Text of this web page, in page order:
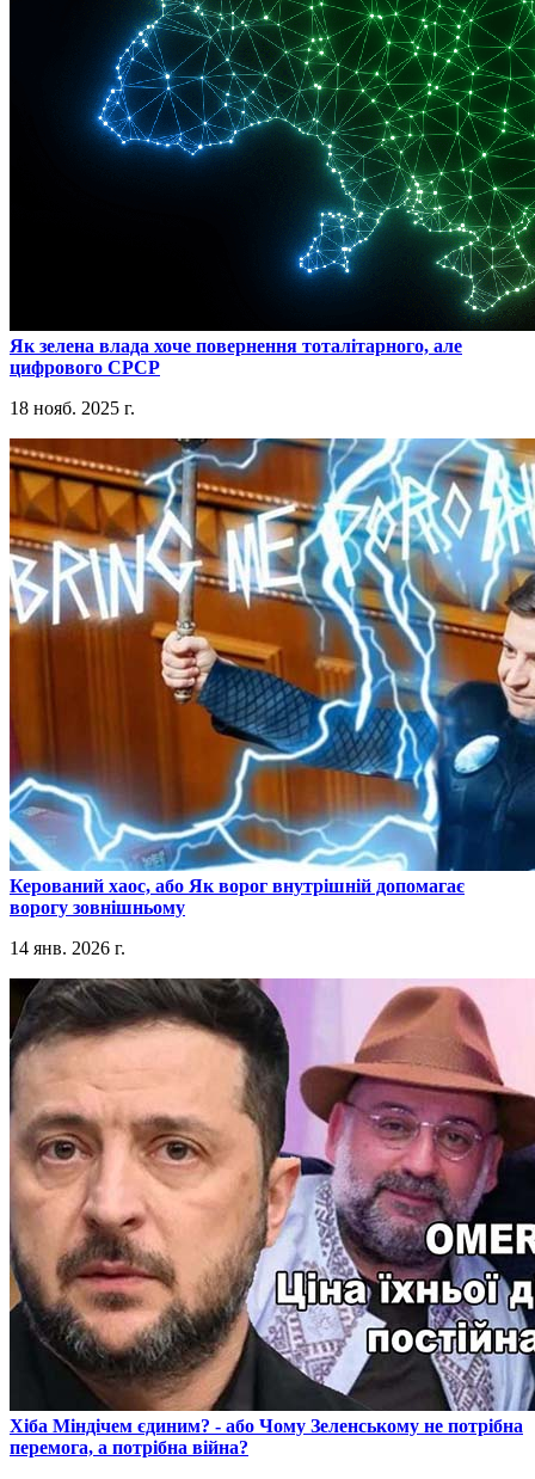
​Як зелена влада хоче повернення тоталітарного, але
цифрового СРСР
18 нояб. 2025 г.
​Керований хаос, або Як ворог внутрішній допомагає
ворогу зовнішньому
14 янв. 2026 г.
​Хіба Міндічем єдиним? - або Чому Зеленському не потрібна
перемога, а потрібна війна?